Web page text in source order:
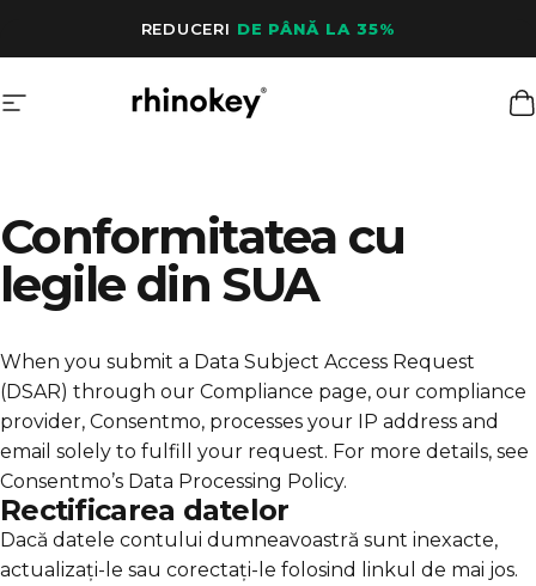
REDUCERI DE PÂNĂ LA 35%
Navigare siteRhinokey®
Conformitatea cu
legile din SUA
When you submit a Data Subject Access Request
(DSAR) through our Compliance page, our compliance
provider, Consentmo, processes your IP address and
email solely to fulfill your request. For more details, see
Consentmo’s Data Processing Policy.
Rectificarea datelor
Dacă datele contului dumneavoastră sunt inexacte,
actualizați-le sau corectați-le folosind linkul de mai jos.